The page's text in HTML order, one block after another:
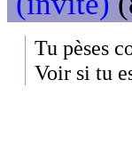
Tu pèses
Voir si tu